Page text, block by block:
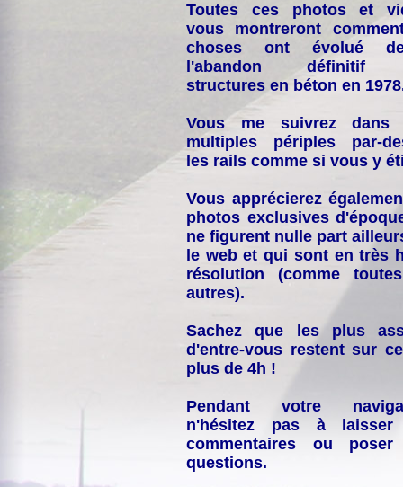
Toutes ces photos et
vous montreront
choses ont évolué
l'abandon définitif
structures en béton en
Vous me suivrez dans
multiples périples par-
les rails comme si vous y
Vous apprécierez
photos exclusives
ne figurent nulle part
le web et qui sont en très
résolution (comme
autres).
Sachez que les plus
d'entre-vous restent sur
plus de 4h !
Pendant votre
n'hésitez pas à laisser
commentaires ou
questions.